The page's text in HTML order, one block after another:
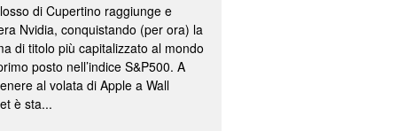
di Cupertino raggiunge e
Nvidia, conquistando (per ora) la
di titolo più capitalizzato al mondo
posto nell’indice S&P500. A
al volata di Apple a Wall
è sta...